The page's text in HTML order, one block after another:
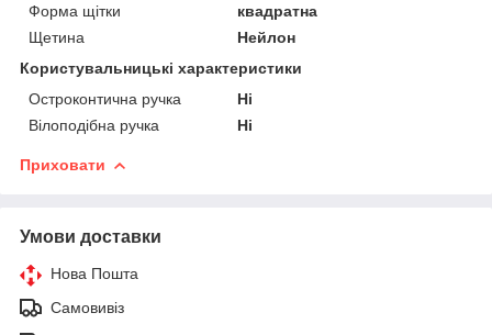
Форма щітки
квадратна
Щетина
Нейлон
Користувальницькі характеристики
Остроконтична ручка
Ні
Вілоподібна ручка
Ні
Приховати
Умови доставки
Нова Пошта
Самовивіз